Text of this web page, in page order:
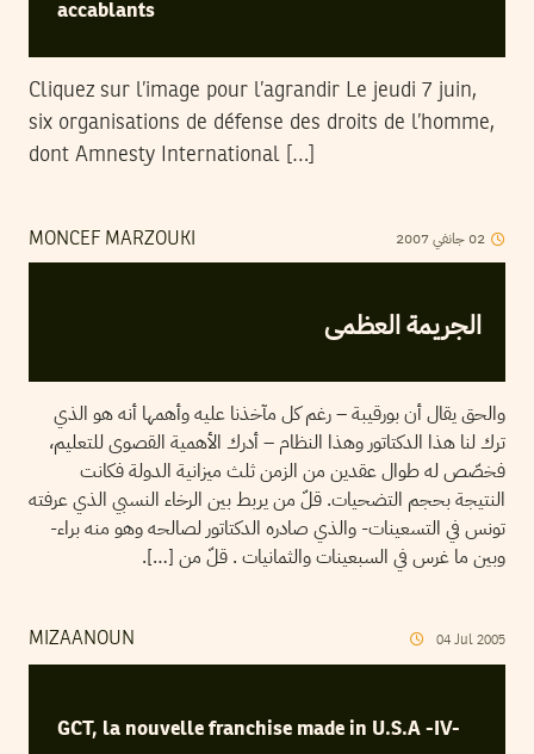
accablants
Cliquez sur l’image pour l’agrandir Le jeudi 7 juin,
six organisations de défense des droits de l’homme,
dont Amnesty International […]
MONCEF MARZOUKI 02جانفي2007
الجريمة العظمى
والحق يقال أن بورقيبة – رغم كل مآخذنا عليه وأهمها أنه هو الذي
ترك لنا هذا الدكتاتور وهذا النظام – أدرك الأهمية القصوى للتعليم،
فخصّص له طوال عقدين من الزمن ثلث ميزانية الدولة فكانت
النتيجة بحجم التضحيات. قلّ من يربط بين الرخاء النسبي الذي عرفته
تونس في التسعينات- والذي صادره الدكتاتور لصالحه وهو منه براء-
وبين ما غرس في السبعينات والثمانيات . قلّ من […].
MIZAANOUN 04 Jul 2005
GCT, la nouvelle franchise made in U.S.A -IV-